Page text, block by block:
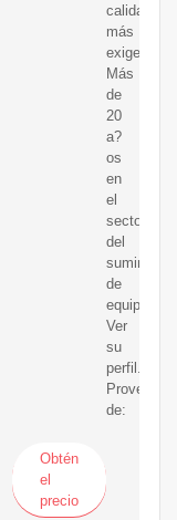
calidad
más
exigentes.
Más
de
20
a?
os
en
el
sector
del
suministro
de
equip...
Ver
su
perfil.
Proveedor
de:
Obtén
el
precio